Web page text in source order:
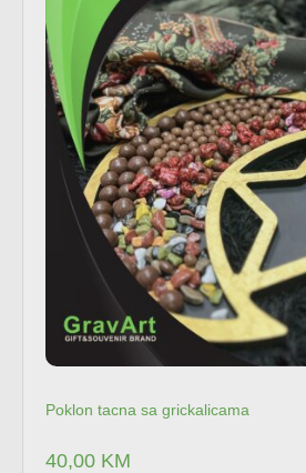
Poklon tacna sa grickalicama
40,00 KM